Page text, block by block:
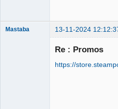
Mastaba 13-11-2024
Re : Promos
https://